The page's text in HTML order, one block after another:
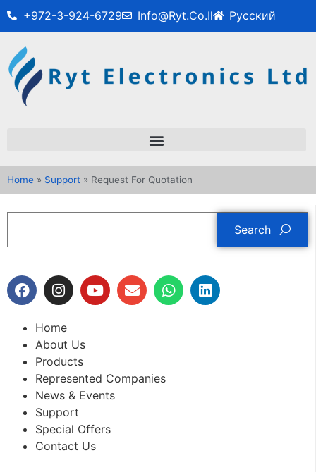
+972-3-924-6729 Info@ryt.co.il Русский
Home » Support » Request For Quotation
Search
Home
About Us
Products
Represented Companies
News & Events
Support
Special Offers
Contact Us